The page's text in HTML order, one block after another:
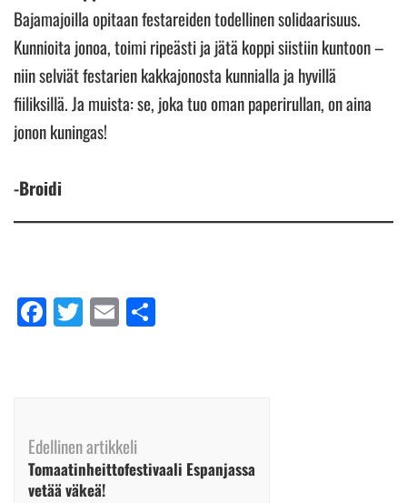
Bajamajoilla opitaan festareiden todellinen solidaarisuus.
Kunnioita jonoa, toimi ripeästi ja jätä koppi siistiin kuntoon –
niin selviät festarien kakkajonosta kunnialla ja hyvillä
fiiliksillä. Ja muista: se, joka tuo oman paperirullan, on aina
jonon kuningas!
-Broidi
Facebook
Twitter
Email
selaus
Edellinen artikkeli
Tomaatinheittofestivaali Espanjassa
vetää väkeä!